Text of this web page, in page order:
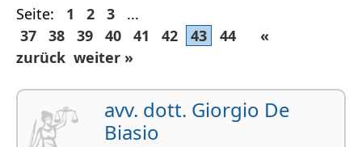
Seite: 1 2 3
...
37
38 39 40 41 42 43 44
«
zurück weiter »
avv. dott. Giorgio De
Biasio